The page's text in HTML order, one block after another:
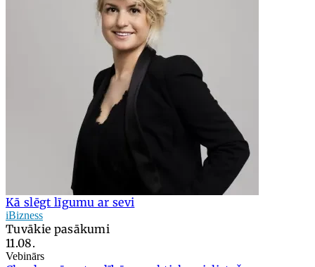
Kā slēgt līgumu ar sevi
iBizness
Tuvākie pasākumi
11.08.
Vebinārs